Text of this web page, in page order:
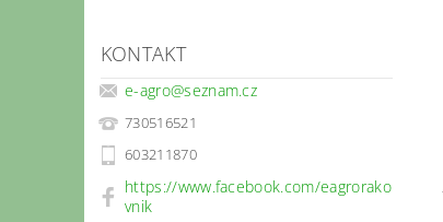
KONTAKT
e-agro@seznam.cz
730516521
603211870
https://www.facebook.com/eagrorako
vnik